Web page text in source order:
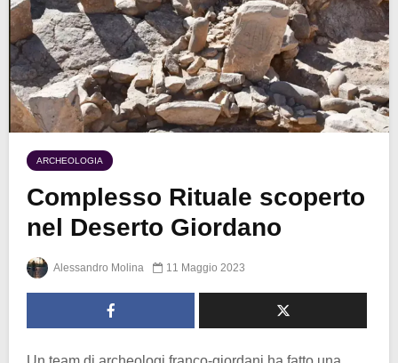
ARCHEOLOGIA
Complesso Rituale scoperto
nel Deserto Giordano
Alessandro Molina 11 Maggio 2023